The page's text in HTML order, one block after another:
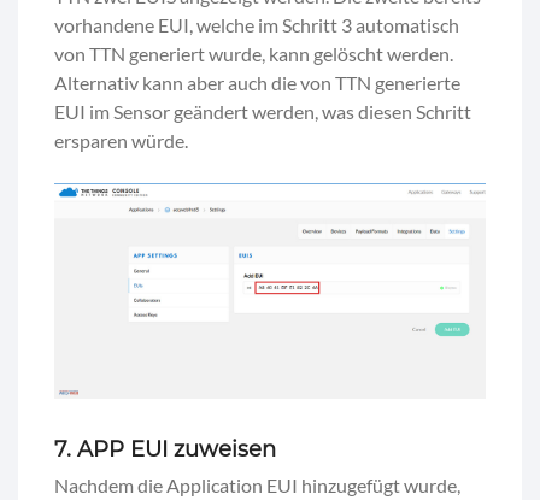
vorhandene EUI, welche im Schritt 3 automatisch
von TTN generiert wurde, kann gelöscht werden.
Alternativ kann aber auch die von TTN generierte
EUI im Sensor geändert werden, was diesen Schritt
ersparen würde.
7. APP EUI zuweisen
Nachdem die Application EUI hinzugefügt wurde,